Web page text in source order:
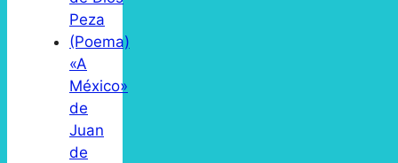
«A
México»
de
Juan
de